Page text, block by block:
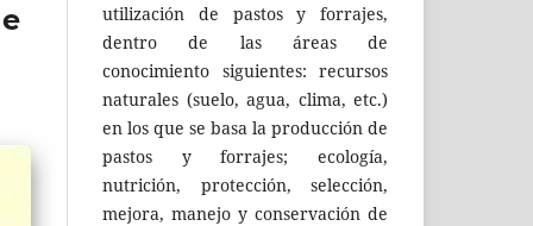
utilización de pastos y forrajes,
dentro de las áreas de
conocimiento siguientes: recursos
naturales (suelo, agua, clima, etc.)
en los que se basa la producción de
pastos y forrajes; ecología,
nutrición, protección, selección,
mejora, manejo y conservación de